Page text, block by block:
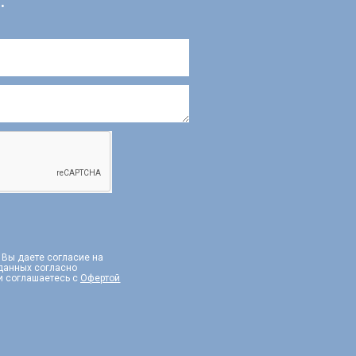
даете согласие на
согласно
соглашаетесь с Офертой